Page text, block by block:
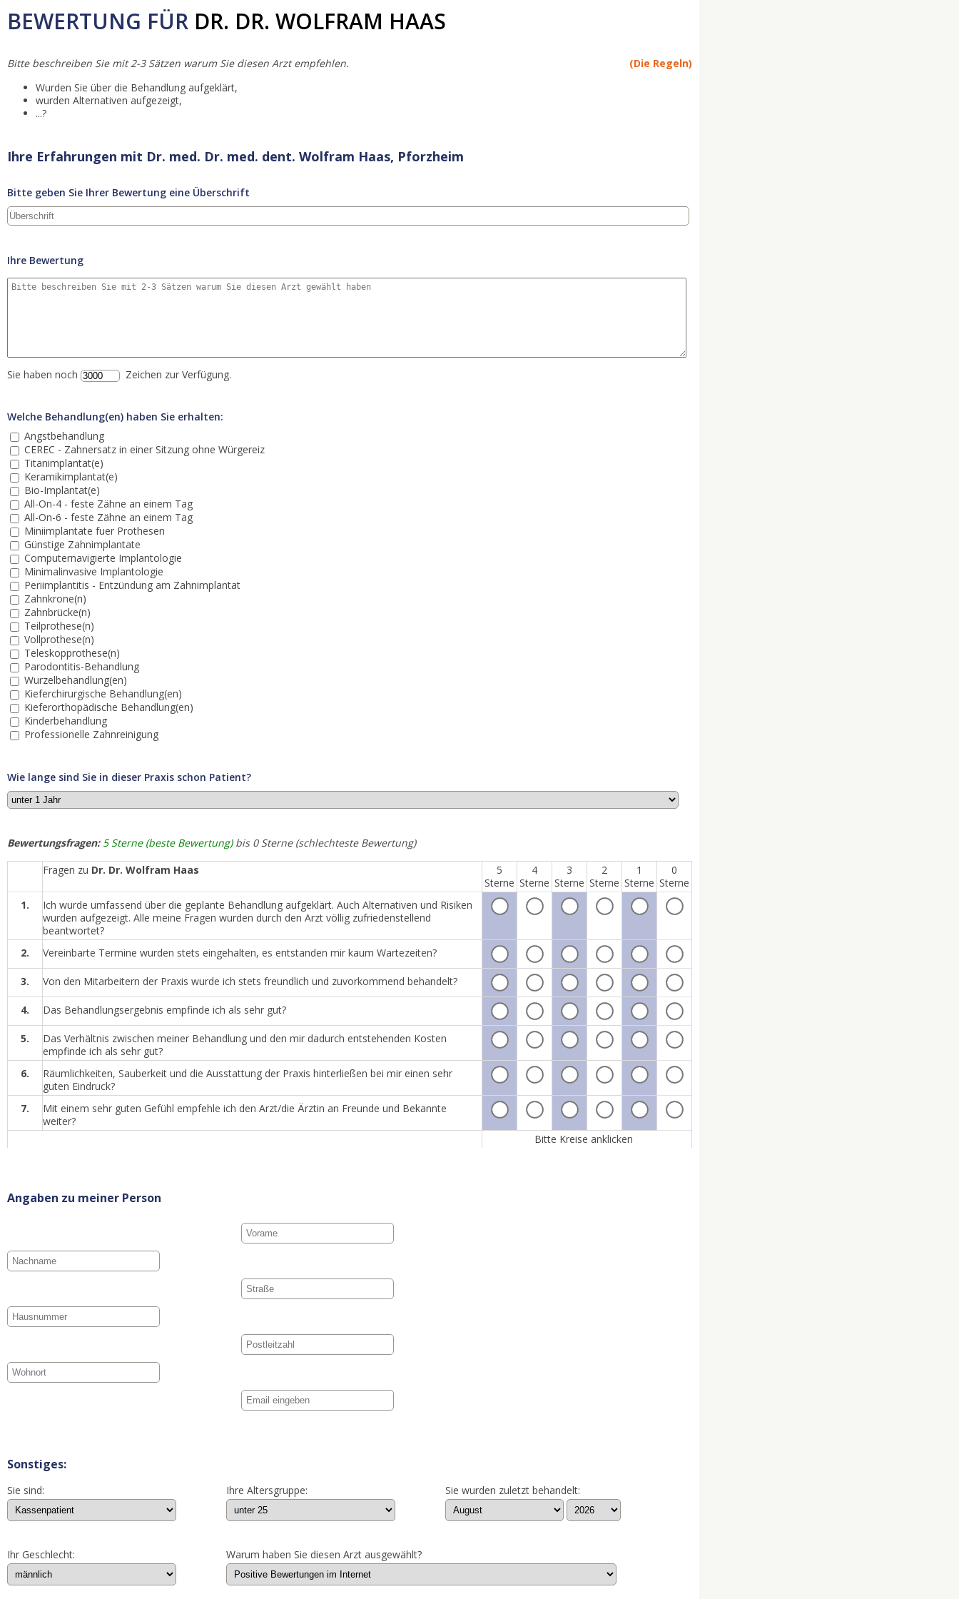
BEWERTUNG FÜR DR. DR. WOLFRAM HAAS
(Die Regeln)
Bitte beschreiben Sie mit 2-3 Sätzen warum Sie diesen Arzt empfehlen.
Wurden Sie über die Behandlung aufgeklärt,
wurden Alternativen aufgezeigt,
...?
Ihre Erfahrungen mit Dr. med. Dr. med. dent. Wolfram Haas, Pforzheim
Bitte geben Sie Ihrer Bewertung eine Überschrift
Ihre Bewertung
Sie haben noch Zeichen zur Verfügung.
Welche Behandlung(en) haben Sie erhalten:
Angstbehandlung
CEREC - Zahnersatz in einer Sitzung ohne Würgereiz
Titanimplantat(e)
Keramikimplantat(e)
Bio-Implantat(e)
All-On-4 - feste Zähne an einem Tag
All-On-6 - feste Zähne an einem Tag
Miniimplantate fuer Prothesen
Günstige Zahnimplantate
Computernavigierte Implantologie
Minimalinvasive Implantologie
Periimplantitis - Entzündung am Zahnimplantat
Zahnkrone(n)
Zahnbrücke(n)
Teilprothese(n)
Vollprothese(n)
Teleskopprothese(n)
Parodontitis-Behandlung
Wurzelbehandlung(en)
Kieferchirurgische Behandlung(en)
Kieferorthopädische Behandlung(en)
Kinderbehandlung
Professionelle Zahnreinigung
Wie lange sind Sie in dieser Praxis schon Patient?
Bewertungsfragen: 5 Sterne (beste Bewertung)bis 0 Sterne (schlechteste Bewertung)
Fragen zu Dr. Dr. Wolfram Haas
5
Sterne
4
Sterne
3
Sterne
2
Sterne
1
Sterne
0
Sterne
1.
Ich wurde umfassend über die geplante Behandlung aufgeklärt. Auch Alternativen und Risiken
wurden aufgezeigt. Alle meine Fragen wurden durch den Arzt völlig zufriedenstellend
beantwortet?
2.
Vereinbarte Termine wurden stets eingehalten, es entstanden mir kaum Wartezeiten?
3. Von den Mitarbeitern der Praxis wurde ich stets freundlich und zuvorkommend behandelt?
4. Das Behandlungsergebnis empfinde ich als sehr gut?
5.
Das Verhältnis zwischen meiner Behandlung und den mir dadurch entstehenden Kosten
empfinde ich als sehr gut?
6.
Räumlichkeiten, Sauberkeit und die Ausstattung der Praxis hinterließen bei mir einen sehr
guten Eindruck?
7.
Mit einem sehr guten Gefühl empfehle ich den Arzt/die Ärztin an Freunde und Bekannte
weiter?
Bitte Kreise anklicken
Angaben zu meiner Person
Sonstiges:
Sie sind: Ihre Altersgruppe: Sie wurden zuletzt behandelt:
Ihr Geschlecht: Warum haben Sie diesen Arzt ausgewählt?